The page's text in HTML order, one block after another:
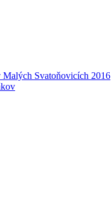
Malých Svatoňovicích 2016